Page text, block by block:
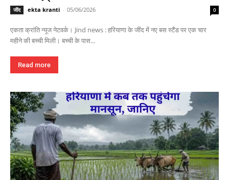
जींद ekta kranti - 05/06/2026 0
एकता क्रांति न्यूज नेटवर्क। Jind news : हरियाणा के जींद में नए बस स्टैंड पर एक चार
महीने की बच्ची मिली। बच्ची के पास...
Read more